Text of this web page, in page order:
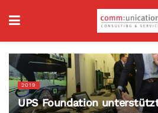
2019
UPS Foundation